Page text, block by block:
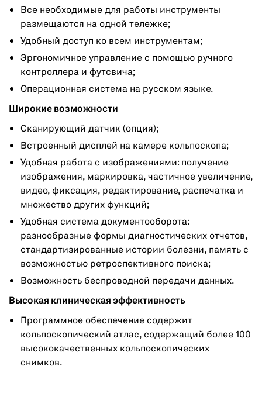
Все необходимые для работы инструменты
размещаются на одной тележке;
Удобный доступ ко всем инструментам;
Эргономичное управление с помощью ручного
контроллера и футсвича;
Операционная система на русском языке.
Широкие возможности
Сканирующий датчик (опция);
Встроенный дисплей на камере кольпоскопа;
Удобная работа с изображениями: получение
изображения, маркировка, частичное увеличение,
видео, фиксация, редактирование, распечатка и
множество других функций;
Удобная система документооборота:
разнообразные формы диагностических отчетов,
стандартизированные истории болезни, память с
возможностью ретроспективного поиска;
Возможность беспроводной передачи данных.
Высокая клиническая эффективность
Программное обеспечение содержит
кольпоскопический атлас, содержащий более 100
высококачественных кольпоскопических
снимков.